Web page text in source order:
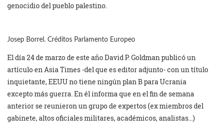
genocidio del pueblo palestino.
Josep Borrel. Créditos Parlamento Europeo
El día 24 de marzo de este año David P. Goldman publicó un
artículo en Asia Times -del que es editor adjunto- con un título
inquietante, EEUU no tiene ningún plan B para Ucrania
excepto más guerra. En él informa que en el fin de semana
anterior se reunieron un grupo de expertos (ex miembros del
gabinete, altos oficiales militares, académicos, analistas…)